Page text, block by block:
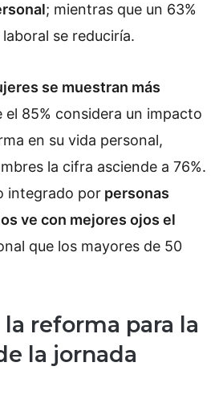
; mientras que un 63%
se reduciría.
se muestran más
el 85% considera un impacto
en su vida personal,
la cifra asciende a 76%.
integrado por personas
ve con mejores ojos el
que los mayores de 50
reforma para la
la jornada